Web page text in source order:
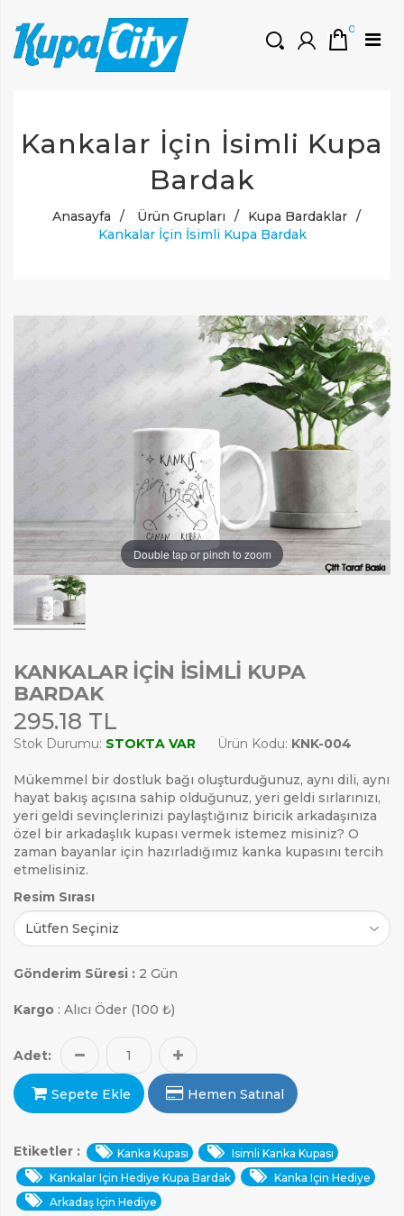
Müşteri Girişi
0
Kankalar İçin İsimli Kupa
Bardak
Anasayfa / Ürün Grupları / Kupa Bardaklar /
Kankalar İçin İsimli Kupa Bardak
Double tap or pinch to zoom
KANKALAR İÇIN İSIMLI KUPA
BARDAK
295.18 TL
Stok Durumu: STOKTA VAR Ürün Kodu: KNK-004
Mükemmel bir dostluk bağı oluşturduğunuz, aynı dili, aynı
hayat bakış açısına sahip olduğunuz, yeri geldi sırlarınızı,
yeri geldi sevinçlerinizi paylaştığınız biricik arkadaşınıza
özel bir arkadaşlık kupası vermek istemez misiniz? O
zaman bayanlar için hazırladığımız kanka kupasını tercih
etmelisiniz.
Resim Sırası
Gönderim Süresi : 2 Gün
Kargo : Alıcı Öder (100 ₺)
Adet:
Sepete Ekle Hemen Satınal
Etiketler : Kanka Kupası
Isimli Kanka Kupası
Kankalar Için Hediye Kupa Bardak
Kanka Için Hediye
Arkadaş Için Hediye